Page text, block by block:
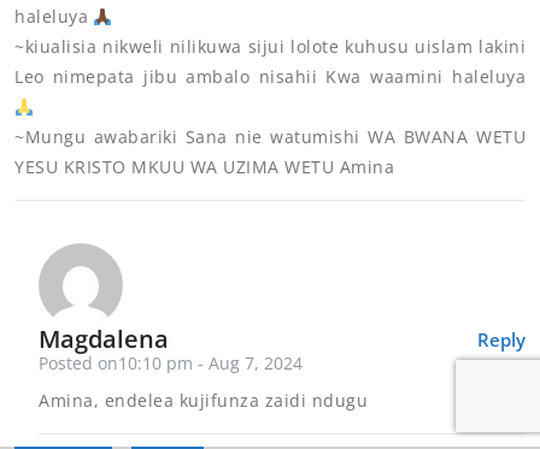
haleluya
~kiualisia nikweli nilikuwa sijui lolote kuhusu uislam lakini
Leo nimepata jibu ambalo nisahii Kwa waamini haleluya
~Mungu awabariki Sana nie watumishi WA BWANA WETU
YESU KRISTO MKUU WA UZIMA WETU Amina
Reply
Magdalena
Posted on10:10 pm - Aug 7, 2024
Amina, endelea kujifunza zaidi ndugu